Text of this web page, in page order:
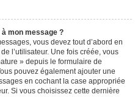
mon message ?
vous devez tout d’abord en
l’utilisateur. Une fois créée, vous
» depuis le formulaire de
pouvez également ajouter une
en cochant la case appropriée
Si vous choisissez cette dernière